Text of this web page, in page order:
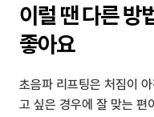
이럴 땐 다른 방
좋아요
초음파 리프팅은 처짐이
고 싶은 경우에 잘 맞는 편